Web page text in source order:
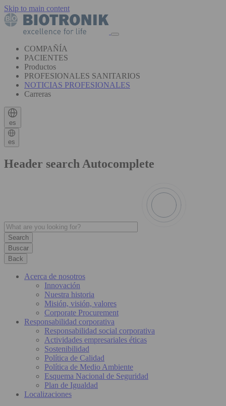
Skip to main content
COMPAÑÍA
PACIENTES
Productos
PROFESIONALES SANITARIOS
NOTICIAS PROFESIONALES
Carreras
es
es
Header search Autocomplete
Buscar
Back
Acerca de nosotros
Innovación
Nuestra historia
Misión, visión, valores
Corporate Procurement
Responsabilidad corporativa
Responsabilidad social corporativa
Actividades empresariales éticas
Sostenibilidad
Política de Calidad
Política de Medio Ambiente
Esquema Nacional de Seguridad
Plan de Igualdad
Localizaciones